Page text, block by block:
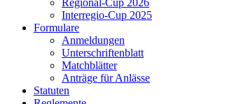
Interregio-Cup 2025
Formulare
Anmeldungen
Unterschriftenblatt
Matchblätter
Anträge für Anlässe
Statuten